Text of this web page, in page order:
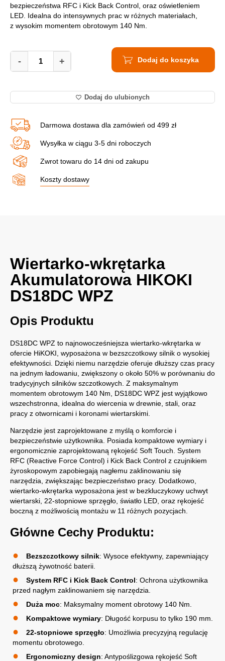
bezpieczeństwa RFC i Kick Back Control, oraz oświetleniem
LED. Idealna do intensywnych prac w różnych materiałach,
z wysokim momentem obrotowym 140 Nm.
Wiertarko-
wkrętarka
Akumulatorowa
DS18DC
WPZ
- + Dodaj do koszyka
Dodaj do ulubionych
Darmowa dostawa dla zamówień od 499 zł
Wysyłka w ciągu 3-5 dni roboczych
Zwrot towaru do 14 dni od zakupu
Koszty dostawy
Wiertarko-wkrętarka
Akumulatorowa HIKOKI
DS18DC WPZ
Opis Produktu
DS18DC WPZ to najnowocześniejsza wiertarko-wkrętarka w
ofercie HiKOKI, wyposażona w bezszczotkowy silnik o wysokiej
efektywności. Dzięki niemu narzędzie oferuje dłuższy czas pracy
na jednym ładowaniu, zwiększony o około 50% w porównaniu do
tradycyjnych silników szczotkowych. Z maksymalnym
momentem obrotowym 140 Nm, DS18DC WPZ jest wyjątkowo
wszechstronna, idealna do wiercenia w drewnie, stali, oraz
pracy z otwornicami i koronami wiertarskimi.
Narzędzie jest zaprojektowane z myślą o komforcie i
bezpieczeństwie użytkownika. Posiada kompaktowe wymiary i
ergonomicznie zaprojektowaną rękojeść Soft Touch. System
RFC (Reactive Force Control) i Kick Back Control z czujnikiem
żyroskopowym zapobiegają nagłemu zaklinowaniu się
narzędzia, zwiększając bezpieczeństwo pracy. Dodatkowo,
wiertarko-wkrętarka wyposażona jest w bezkluczykowy uchwyt
wiertarski, 22-stopniowe sprzęgło, światło LED, oraz rękojeść
boczną z możliwością montażu w 11 różnych pozycjach.
Główne Cechy Produktu:
Bezszczotkowy silnik: Wysoce efektywny, zapewniający
dłuższą żywotność baterii.
System RFC i Kick Back Control: Ochrona użytkownika
przed nagłym zaklinowaniem się narzędzia.
Duża moc: Maksymalny moment obrotowy 140 Nm.
Kompaktowe wymiary: Długość korpusu to tylko 190 mm.
22-stopniowe sprzęgło: Umożliwia precyzyjną regulację
momentu obrotowego.
Ergonomiczny design: Antypoślizgowa rękojeść Soft